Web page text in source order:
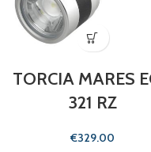
TORCIA MARES
321 RZ
€